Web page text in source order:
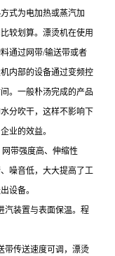
式为电加热或蒸汽加
较划算。漂烫机在使用
通过网带/输送带或者
内部的设备通过变频控
。一般朴汤完成的产品
分吹干，这样不影响下
业的效益。
带强度高、伸缩性
噪音低，大大提高了工
设备。
汽装置与表面保温。程
带传送速度可调，漂烫